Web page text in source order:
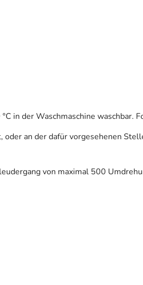
in der Waschmaschine waschbar.
an der dafür vorgesehenen
von maximal 500